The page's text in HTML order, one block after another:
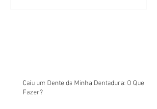
Caiu um Dente da Minha Dentadura: O Que
Fazer?